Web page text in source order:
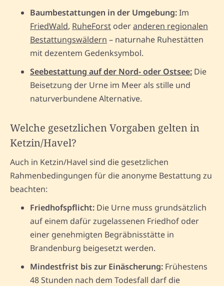
Baumbestattungen in der Umgebung:Im
FriedWald, RuheForst oderanderen regionalen
Bestattungswäldern – naturnahe Ruhestätten
mit dezentem Gedenksymbol.
Seebestattung auf der Nord- oder Ostsee: Die
Beisetzung der Urne im Meer als stille und
naturverbundene Alternative.
Welche gesetzlichen Vorgaben gelten in
Ketzin/Havel?
Auch in Ketzin/Havel sind die gesetzlichen
Rahmenbedingungen für die anonyme Bestattung zu
beachten:
Friedhofspflicht: Die Urne muss grundsätzlich
auf einem dafür zugelassenen Friedhof oder
einer genehmigten Begräbnisstätte in
Brandenburg beigesetzt werden.
Mindestfrist bis zur Einäscherung: Frühestens
48 Stunden nach dem Todesfall darf die